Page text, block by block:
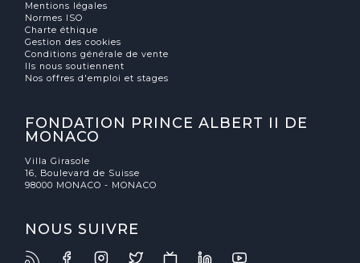
Mentions légales
Normes ISO
Charte éthique
Gestion des cookies
Conditions générale de vente
Ils nous soutiennent
Nos offres d'emploi et stages
FONDATION PRINCE ALBERT II DE
MONACO
Villa Girasole
16, Boulevard de Suisse
98000 MONACO - MONACO
NOUS SUIVRE